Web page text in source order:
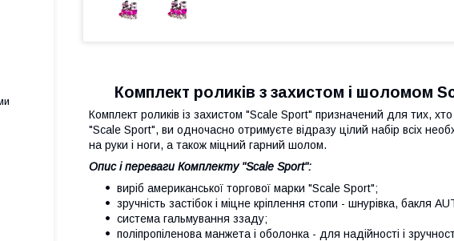
Комплект роликів з захистом і шоломом
Комплект роликів із захистом "Scale Sport" призначений для тих,
"Scale Sport", ви одночасно отримуєте відразу цілий набір всіх
на руки і ноги, а також міцний гарний шолом.
Опис і переваги Комплекту "Scale Sport":
виріб американської торгової марки "Scale Sport";
зручність застібок і міцне кріплення стопи - шнурівка, бакля
система гальмування ззаду;
поліпропіленова манжета і оболонка - для надійності і